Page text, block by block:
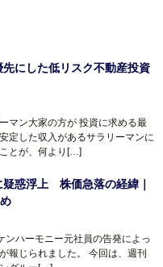
にした低リスク不動産投資
マン大家の方が 投資に求める最
定した収入があるサラリーマンに
とが、何より[…]
疑惑浮上 株価急落の経緯｜
ハーモニー元社員の告発によっ
報じられました。 今回は、週刊